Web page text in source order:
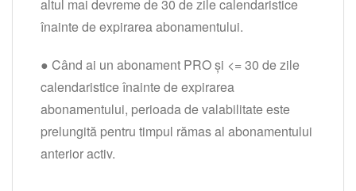
altul mai devreme de 30 de zile calendaristice
înainte de expirarea abonamentului.
● Când ai un abonament PRO și <= 30 de zile
calendaristice înainte de expirarea
abonamentului, perioada de valabilitate este
prelungită pentru timpul rămas al abonamentului
anterior activ.